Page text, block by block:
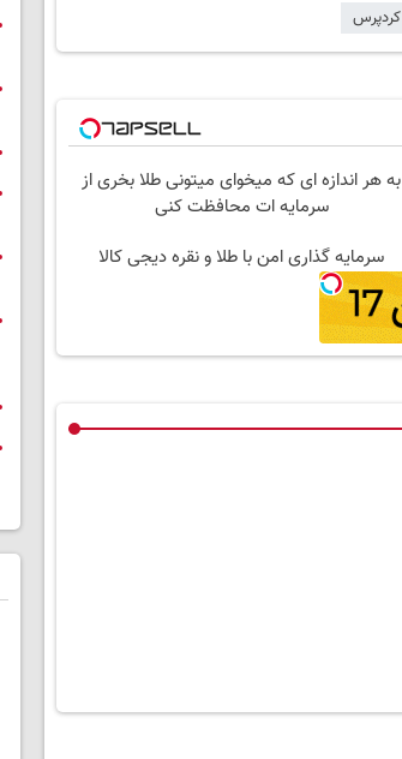
کردپرس
به هر اندازه ای که میخوای میتونی طلا بخری از
سرمایه ات محافظت کنی
سرمایه گذاری امن با طلا و نقره دیجی کالا